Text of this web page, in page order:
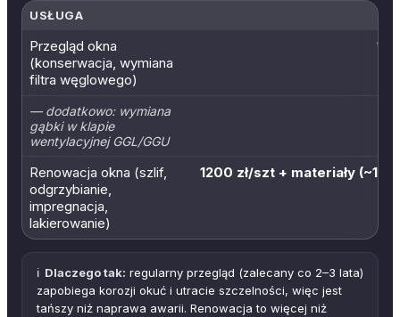
USŁUGA
Przegląd okna
(konserwacja, wymiana
filtra węglowego)
— dodatkowo: wymiana
gąbki w klapie
wentylacyjnej GGL/GGU
Renowacja okna (szlif,
odgrzybianie,
impregnacja,
lakierowanie)
1200 zł/szt + materiały
ℹ️ Dlaczego tak: regularny przegląd (zalecany co 2–3 lata)
zapobiega korozji okuć i utracie szczelności, więc jest
tańszy niż naprawa awarii. Renowacja to więcej niż